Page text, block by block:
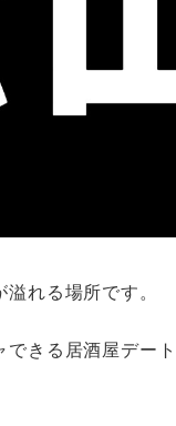
れる場所です。
きる居酒屋デー